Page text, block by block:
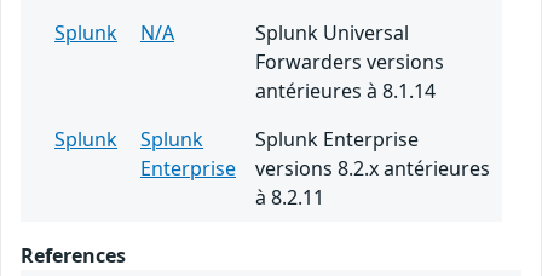
Splunk
N/A
Splunk Universal
Forwarders versions
antérieures à 8.1.14
Splunk
Splunk
Enterprise
Splunk Enterprise
versions 8.2.x antérieures
à 8.2.11
References